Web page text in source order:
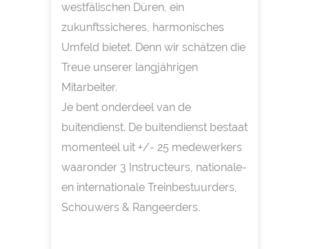
westfälischen Düren, ein
zukunftssicheres, harmonisches
Umfeld bietet. Denn wir schätzen die
Treue unserer langjährigen
Mitarbeiter.
Je bent onderdeel van de
buitendienst. De buitendienst bestaat
momenteel uit +/- 25 medewerkers
waaronder 3 Instructeurs, nationale-
en internationale Treinbestuurders,
Schouwers & Rangeerders.